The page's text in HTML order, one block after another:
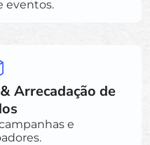
eventos.
Arrecadação de
e